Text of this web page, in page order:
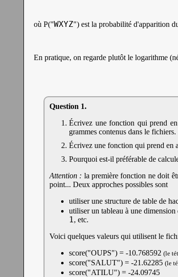
où P("WXYZ") est la probabilité d'apparition
En pratique, on regarde plutôt le logarithme
Écrivez une fonction qui prend
grammes contenus dans le fichiers.
Écrivez une fonction qui prend en
Pourquoi est-il préférable de
Attention : la première fonction ne doit
point... Deux approches possibles sont
utiliser une structure de table de
utiliser un tableau à une
1 , etc.
Voici quelques valeurs qui utilisent le
score("OUPS") = -10.768592 (le
score("SALUT") = -21.62285 (le
score("ATILU") = -24.09745